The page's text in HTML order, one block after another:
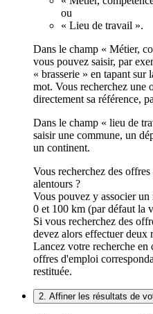
ou
« Lieu de travail ».
Dans le champ « Métier,
vous pouvez saisir, par
« brasserie » en tapant sur
mot. Vous recherchez une
directement sa référence,
Dans le champ « lieu de
saisir une commune, un
un continent.
Vous recherchez des
alentours ?
Vous pouvez y associer
0 et 100 km (par défaut la
Si vous recherchez des
devez alors effectuer deux
Lancez votre recherche
offres d'emploi
restituée.
2. Affiner les résultats de